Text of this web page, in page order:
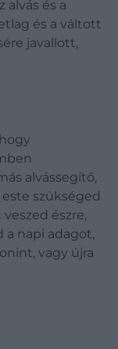
és a
és a váltott
javallott,
alvássegítő,
szükséged
észre,
a napi adagot,
vagy újra